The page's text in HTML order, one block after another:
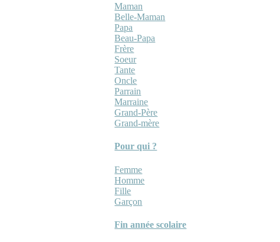
Maman
Belle-Maman
Papa
Beau-Papa
Frère
Soeur
Tante
Oncle
Parrain
Marraine
Grand-Père
Grand-mère
Pour qui ?
Femme
Homme
Fille
Garçon
Fin année scolaire